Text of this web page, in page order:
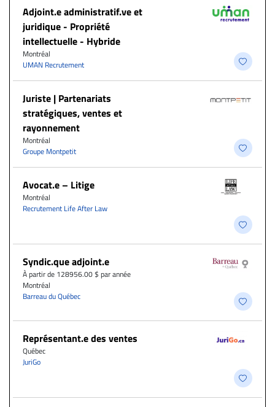
Adjoint.e administratif.ve et
juridique - Propriété
intellectuelle - Hybride
Montréal
UMAN Recrutement
Juriste | Partenariats
stratégiques, ventes et
rayonnement
Montréal
Groupe Montpetit
Avocat.e – Litige
Montréal
Recrutement Life After Law
Syndic.que adjoint.e
À partir de 128956.00 $ par année
Montréal
Barreau du Québec
Représentant.e des ventes
Québec
JuriGo